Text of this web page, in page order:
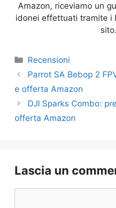
Amazon, riceviamo un
idonei effettuati tramite i
sito.
Categorie
Recensioni
Parrot SA Bebop 2
e offerta Amazon
DJI Sparks Combo:
offerta Amazon
Lascia un